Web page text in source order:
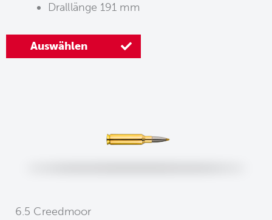
Dralllänge 191 mm
Auswählen
6.5 Creedmoor